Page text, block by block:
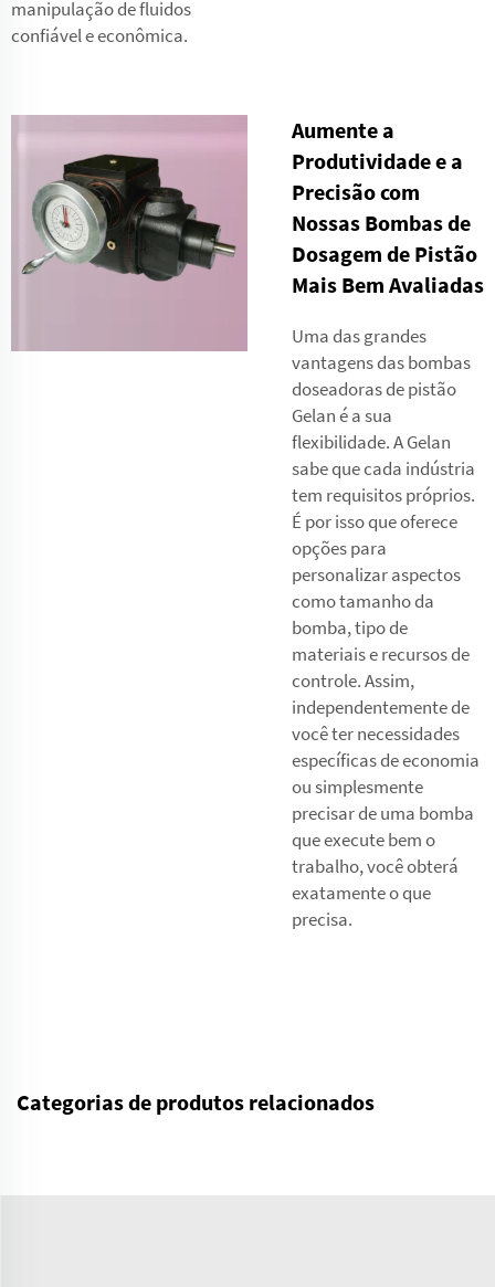
manipulação de fluidos
confiável e econômica.
Aumente a
Produtividade e a
Precisão com
Nossas Bombas de
Dosagem de Pistão
Mais Bem Avaliadas
Uma das grandes
vantagens das bombas
doseadoras de pistão
Gelan é a sua
flexibilidade. A Gelan
sabe que cada indústria
tem requisitos próprios.
É por isso que oferece
opções para
personalizar aspectos
como tamanho da
bomba, tipo de
materiais e recursos de
controle. Assim,
independentemente de
você ter necessidades
específicas de economia
ou simplesmente
precisar de uma bomba
que execute bem o
trabalho, você obterá
exatamente o que
precisa.
Categorias de produtos relacionados